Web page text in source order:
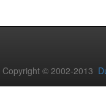
Copyright © 2002-2013